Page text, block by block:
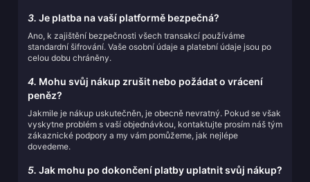
3. Je platba na vaší platformě bezpečná?
Ano, k zajištění bezpečnosti všech transakcí používáme
standardní šifrování. Vaše osobní údaje a platební údaje jsou po
celou dobu chráněny.
4. Mohu svůj nákup zrušit nebo požádat o vrácení
peněz?
Jakmile je nákup uskutečněn, je obecně nevratný. Pokud se však
vyskytne problém s vaší objednávkou, kontaktujte prosím náš tým
zákaznické podpory a my vám pomůžeme, jak nejlépe
dovedeme.
5. Jak mohu po dokončení platby uplatnit svůj nákup?